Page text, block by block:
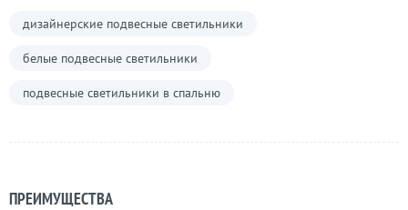
дизайнерские подвесные светильники
белые подвесные светильники
подвесные светильники в спальню
ПРЕИМУЩЕСТВА